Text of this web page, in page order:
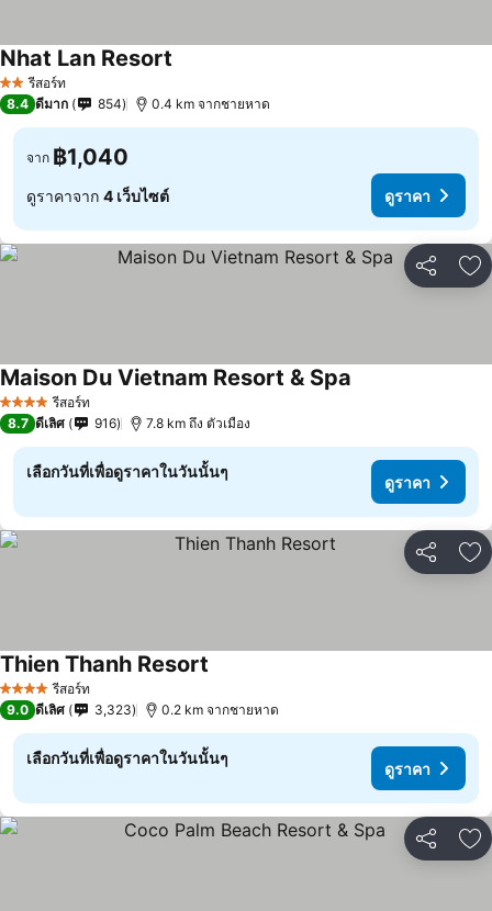
2 ดาวรีสอร์ท
Nhat Lan Resort
8.4 ดีมาก 854 0.4 km จากชายหาด
จาก ฿1,040
ดูราคาจาก 4 เว็บไซต์ ดูราคา
แชร์ เ
4 ดาว รีสอร์ท
Maison Du Vietnam Resort & Spa
8.7 ดีเลิศ 916 7.8 km ถึง ตัวเมือง
เลือกวันที่เพื่อดูราคาในวันนั้นๆ
ดูราคา
แชร์ เ
4 ดาว รีสอร์ท
Thien Thanh Resort
9.0 ดีเลิศ 3,323 0.2 km จากชายหาด
เลือกวันที่เพื่อดูราคาในวันนั้นๆ
ดูราคา
แชร์ เ